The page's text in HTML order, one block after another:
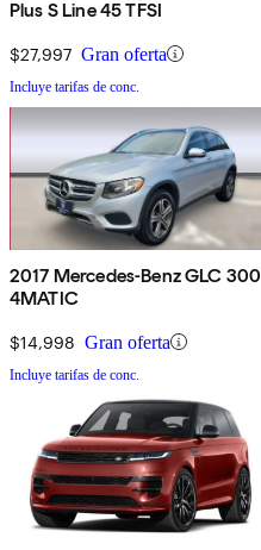
Plus S Line 45 TFSI
$27,997 Gran oferta
Incluye tarifas de conc.
2017 Mercedes-Benz GLC 300
4MATIC
$14,998 Gran oferta
Incluye tarifas de conc.